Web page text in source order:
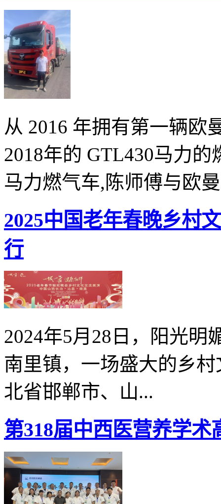
从 2016 年拥有第一辆欧
2018年的 GTL430马力
马力燃气车,陈师傅与欧
2025中国老年春晚乡村
行
2024年5月28日，阳光明
南里镇，一场盛大的乡
北省邯郸市、山...
第318届中西医营养学